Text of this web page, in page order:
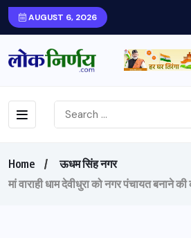
AUGUST 6, 2026
Home
ऊधम सिंह नगर
मां वाराही धाम देवीधुरा को नगर पंचायत बनाने